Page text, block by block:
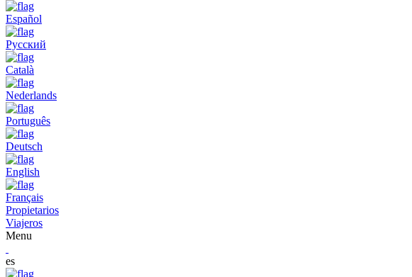
Español
Русский
Català
Nederlands
Português
Deutsch
English
Français
Propietarios
Viajeros
Menu
es